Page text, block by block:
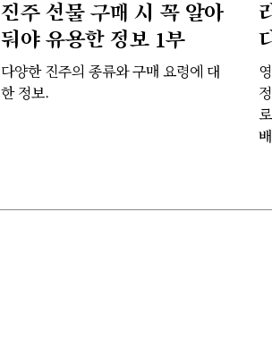
진주 선물 구매 시 꼭 알아
둬야 유용한 정보 1부
다양한 진주의 종류와 구매 요령에 대
한 정보.